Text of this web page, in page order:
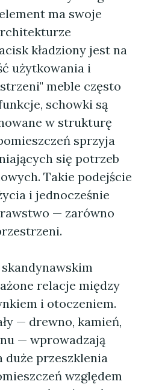
ma swoje
kładziony jest na
użytkowania i
meble często
schowki są
w strukturę
sprzyja
się potrzeb
Takie podejście
i jednocześnie
— zarówno
relacje między
i otoczeniem.
— drewno, kamień,
— wprowadzają
duże przeszklenia
względem